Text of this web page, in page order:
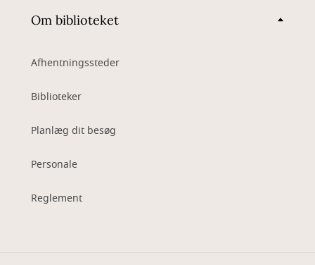
Om biblioteket
Afhentningssteder
Biblioteker
Planlæg dit besøg
Personale
Reglement